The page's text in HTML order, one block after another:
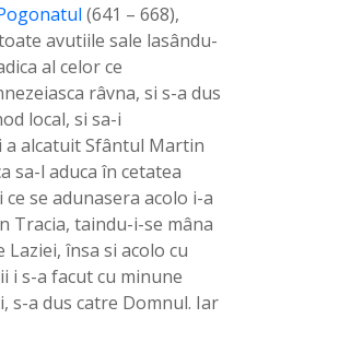
(641 – 668),
avutiile sale lasându-
al celor ce
râvna, si s-a dus
local, si sa-i
a alcatuit Sfântul Martin
sa-l aduca în cetatea
se adunasera acolo i-a
Tracia, taindu-i-se mâna
însa si acolo cu
i s-a facut cu minune
s-a dus catre Domnul. Iar